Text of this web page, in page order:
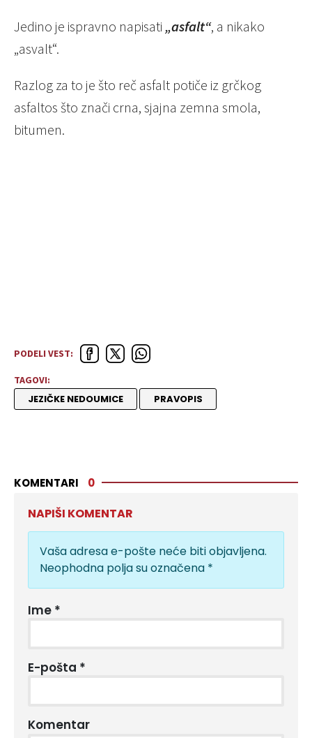
Jedino je ispravno napisati „asfalt“, a nikako
„asvalt“.
Razlog za to je što reč asfalt potiče iz grčkog
asfaltos što znači crna, sjajna zemna smola,
bitumen.
PODELI VEST:
TAGOVI:
JEZIČKE NEDOUMICE PRAVOPIS
KOMENTARI 0
NAPIŠI KOMENTAR
Vaša adresa e-pošte neće biti objavljena.
Neophodna polja su označena *
Ime *
E-pošta *
Komentar